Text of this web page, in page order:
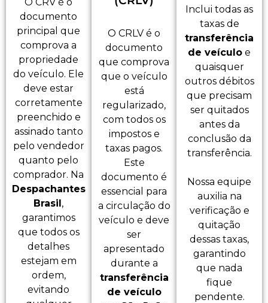
documento
principal que
comprova a
propriedade
do veículo. Ele
deve estar
corretamente
preenchido e
assinado tanto
pelo vendedor
quanto pelo
comprador. Na
Despachantes
Brasil,
garantimos
que todos os
detalhes
estejam em
ordem,
evitando
O CRLV é o
documento
que comprova
que o veículo
está
regularizado,
com todos os
impostos e
taxas pagos.
Este
documento é
essencial para
a circulação do
veículo e deve
ser
apresentado
durante a
transferência
de veículo
Inclui todas as
taxas de
transferência
de veículo e
quaisquer
outros débitos
que precisam
ser quitados
antes da
conclusão da
transferência.
Nossa equipe
auxilia na
verificação e
quitação
dessas taxas,
garantindo
que nada
fique
pendente.